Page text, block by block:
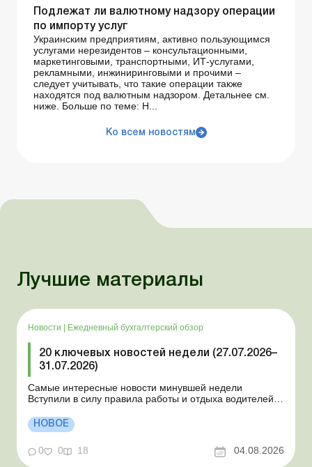
Подлежат ли валютному надзору операции
по импорту услуг
Украинским предприятиям, активно пользующимся
услугами нерезидентов – консультационными,
маркетинговыми, транспортными, ИТ-услугами,
рекламными, инжиниринговыми и прочими –
следует учитывать, что такие операции также
находятся под валютным надзором. Детальнее см.
ниже. Больше по теме: Н...
Ко всем новостям
Лучшие материалы
Новости Ежедневный бухгалтерский обзор
20 ключевых новостей недели (27.07.2026–
31.07.2026)
Самые интересные новости минувшей недели
Вступили в силу правила работы и отдыха водителей
положении Для сельхозпредприятий и ФЛП введены
новые разовые статистические формы Со 2 августа
изменяется порядок зачисления отдельных периодов
работы в стр...
НОВОЕ
0 0 18 04.08.2026